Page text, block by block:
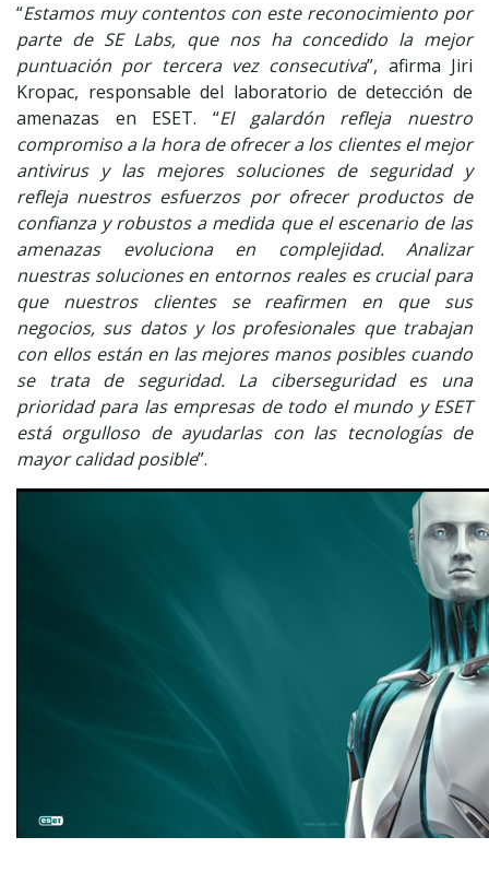
“Estamos muy contentos con este reconocimiento por
parte de SE Labs, que nos ha concedido la mejor
puntuación por tercera vez consecutiva”, afirma Jiri
Kropac, responsable del laboratorio de detección de
amenazas en ESET. “El galardón refleja nuestro
compromiso a la hora de ofrecer a los clientes el mejor
antivirus y las mejores soluciones de seguridad y
refleja nuestros esfuerzos por ofrecer productos de
confianza y robustos a medida que el escenario de las
amenazas evoluciona en complejidad. Analizar
nuestras soluciones en entornos reales es crucial para
que nuestros clientes se reafirmen en que sus
negocios, sus datos y los profesionales que trabajan
con ellos están en las mejores manos posibles cuando
se trata de seguridad. La ciberseguridad es una
prioridad para las empresas de todo el mundo y ESET
está orgulloso de ayudarlas con las tecnologías de
mayor calidad posible”.